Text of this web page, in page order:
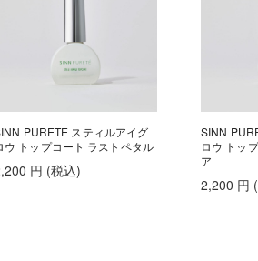
PURETE スティルアイグ
ウ トップコート ラストペタル
円 (税込)
SINN
ロウ トッ
ア
2,200 円